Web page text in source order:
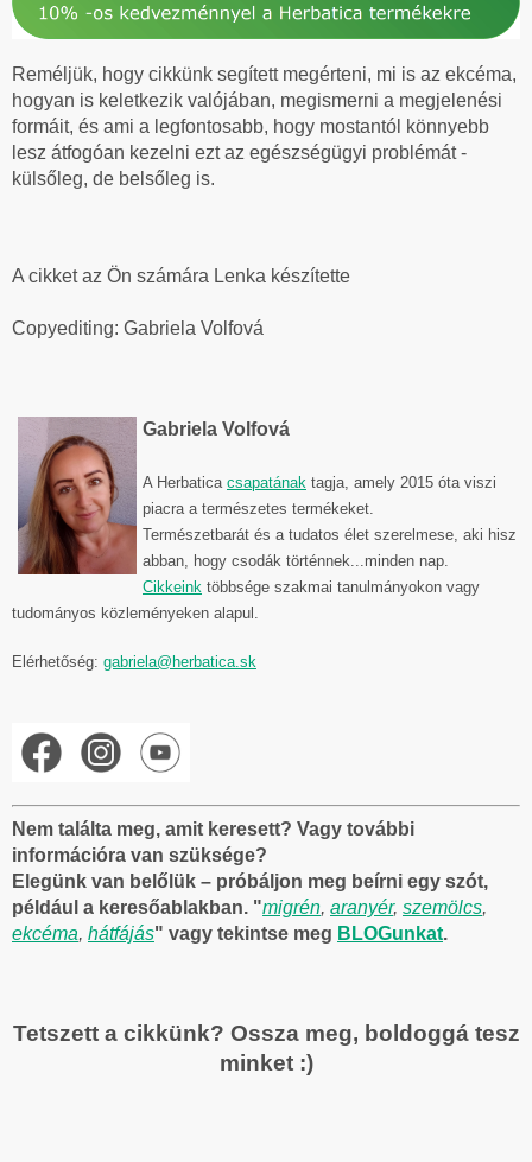
Reméljük, hogy cikkünk segített megérteni, mi is az ekcéma,
hogyan is keletkezik valójában, megismerni a megjelenési
formáit, és ami a legfontosabb, hogy mostantól könnyebb
lesz átfogóan kezelni ezt az egészségügyi problémát -
külsőleg, de belsőleg is.
A cikket az Ön számára Lenka készítette
Copyediting: Gabriela Volfová
Gabriela Volfová
A Herbatica csapatának tagja, amely 2015 óta viszi
piacra a természetes termékeket.
Természetbarát és a tudatos élet szerelmese, aki hisz
abban, hogy csodák történnek...minden nap.
Cikkeink többsége szakmai tanulmányokon vagy
tudományos közleményeken alapul.
Elérhetőség: gabriela@herbatica.sk
Nem találta meg, amit keresett? Vagy további
információra van szüksége?
Elegünk van belőlük – próbáljon meg beírni egy szót,
például a keresőablakban. "migrén, aranyér, szemölcs,
ekcéma, hátfájás" vagy tekintse meg BLOGunkat.
Tetszett a cikkünk? Ossza meg, boldoggá tesz
minket :)